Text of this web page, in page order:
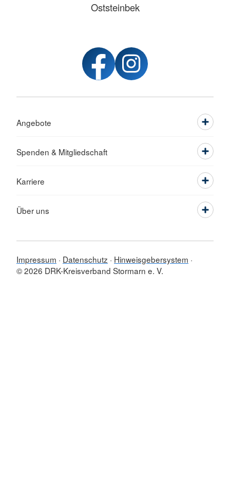
Oststeinbek
Angebote
Spenden & Mitgliedschaft
Karriere
Über uns
Impressum Datenschutz
Hinweisgebersystem
© 2026 DRK-Kreisverband Stormarn e. V.